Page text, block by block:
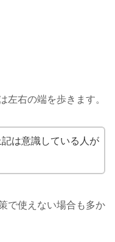
左右の端を歩きます。
は意識している人が
で使えない場合も多か